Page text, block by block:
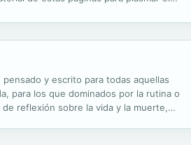
y escrito para todas aquellas
para los que dominados por la rutina o
reflexión sobre la vida y la muerte,